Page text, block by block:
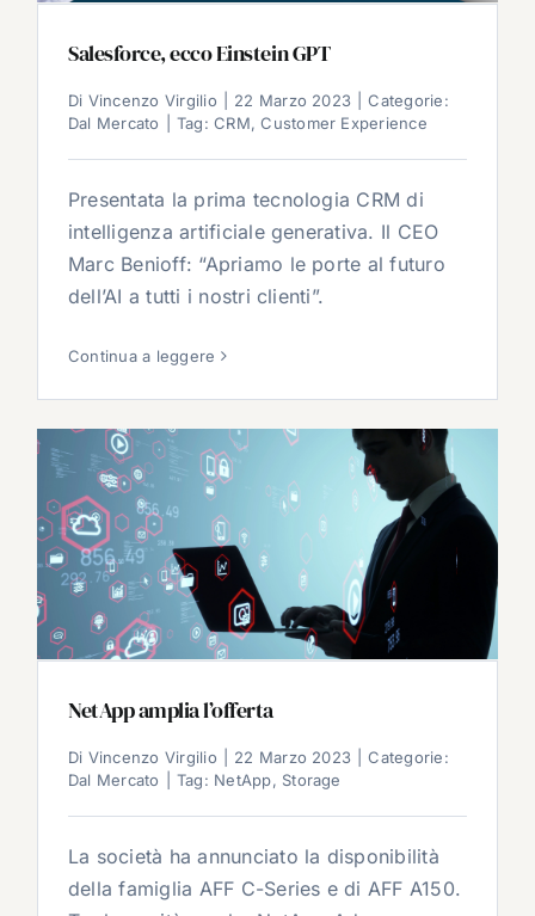
Salesforce, ecco Einstein GPT
Di Vincenzo Virgilio 22 Marzo 2023
Categorie:
Dal Mercato
Tag:CRM,Customer Experience
Presentata la prima tecnologia CRM di
intelligenza artificiale generativa. Il CEO
Marc Benioff: “Apriamo le porte al futuro
dell’AI a tutti i nostri clienti”.
Continua a leggere
NetApp amplia l’offerta
Di Vincenzo Virgilio 22 Marzo 2023
Categorie:
Dal Mercato
Tag: NetApp, Storage
La società ha annunciato la disponibilità
della famiglia AFF C-Series e di AFF A150.